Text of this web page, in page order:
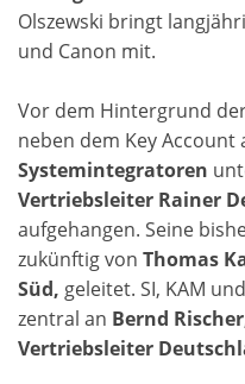
Olszewski bringt
und Canon mit.
Vor dem Hintergrund
neben dem Key Account
Systemintegratoren
Vertriebsleiter Rainer
aufgehangen. Seine
zukünftig von Thomas
Süd, geleitet. SI, KAM
zentral an Bernd
Vertriebsleiter